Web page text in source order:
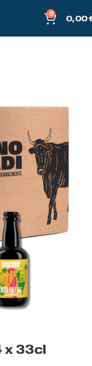
0 0,00
x 33cl